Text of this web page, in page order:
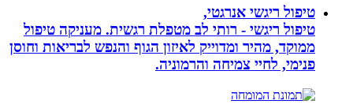
טיפול ריגשי אנרגטי,
טיפול ריגשי - רותי לב מטפלת רגשית. מעניקה טיפול
ממוקד, מהיר ומדוייק לאיזון הגוף והנפש לבריאות וחוסן
פנימי, לחיי צמיחה והרמוניה.